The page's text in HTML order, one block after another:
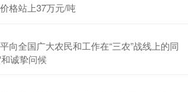
格站上37万元/吨
向全国广大农民和工作在“三农”战线上的同
诚挚问候